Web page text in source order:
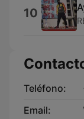
10
Teléfono:
Email: